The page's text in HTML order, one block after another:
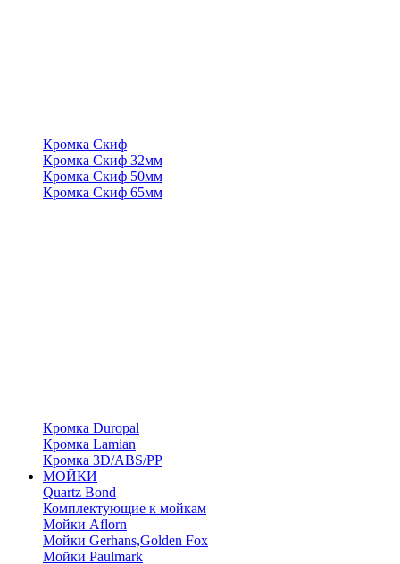
Кромка Скиф
Кромка Скиф 32мм
Кромка Скиф 50мм
Кромка Скиф 65мм
Кромка Duropal
Кромка Lamian
Кромка 3D/ABS/PP
МОЙКИ
Quartz Bond
Комплектующие к мойкам
Мойки Aflorn
Мойки Gerhans,Golden Fox
Мойки Paulmark